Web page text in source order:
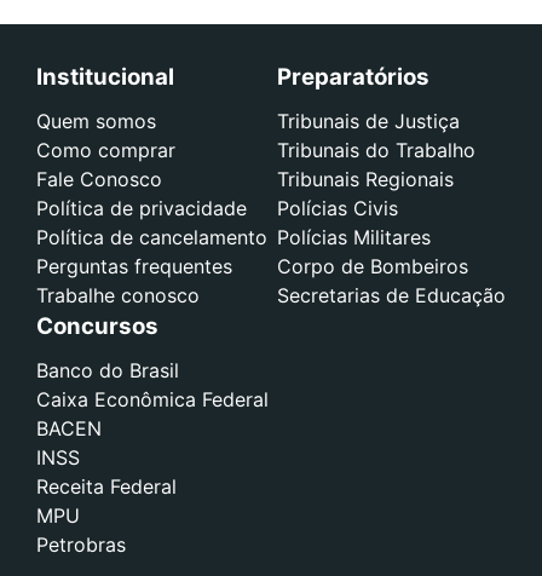
Institucional
Quem somos
Como comprar
Fale Conosco
Política de privacidade
Política de cancelamento
Perguntas frequentes
Trabalhe conosco
Preparatórios
Tribunais de Justiça
Tribunais do Trabalho
Tribunais Regionais
Polícias Civis
Polícias Militares
Corpo de Bombeiros
Secretarias de Educação
Concursos
Banco do Brasil
Caixa Econômica Federal
BACEN
INSS
Receita Federal
MPU
Petrobras